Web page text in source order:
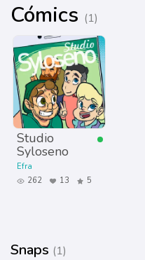
Cómics (1)
Studio
Syloseno
Efra
262
13 5
Snaps (1)